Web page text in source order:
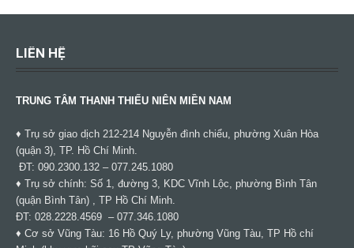
LIÊN HỆ
TRUNG TÂM THANH THIẾU NIÊN MIỀN NAM
♦ Trụ sở giao dịch 212-214 Nguyễn đình chiểu, phường Xuân Hòa
(quận 3), TP. Hồ Chí Minh.
ĐT: 090.2300.132 – 077.245.1080
♦ Trụ sở chính: Số 1, đường 3, KDC Vĩnh Lộc, phường Bình Tân
(quận Bình Tân) , TP Hồ Chí Minh.
ĐT: 028.2228.4569 – 077.346.1080
♦ Cơ sở Vũng Tàu: 16 Hồ Quý Ly, phường Vũng Tàu, TP Hồ chí